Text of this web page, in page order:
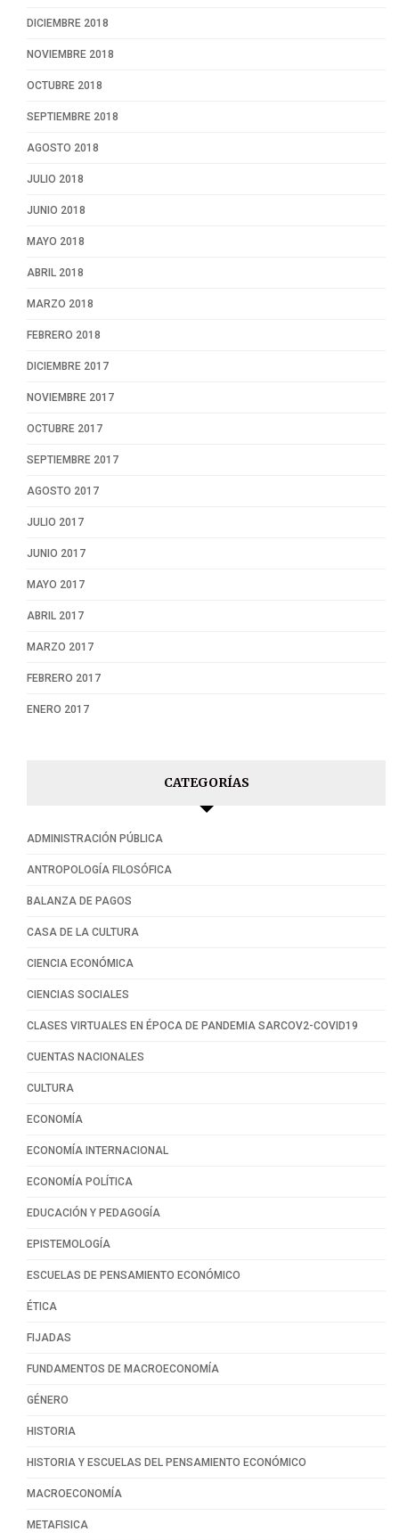
DICIEMBRE 2018
NOVIEMBRE 2018
OCTUBRE 2018
SEPTIEMBRE 2018
AGOSTO 2018
JULIO 2018
JUNIO 2018
MAYO 2018
ABRIL 2018
MARZO 2018
FEBRERO 2018
DICIEMBRE 2017
NOVIEMBRE 2017
OCTUBRE 2017
SEPTIEMBRE 2017
AGOSTO 2017
JULIO 2017
JUNIO 2017
MAYO 2017
ABRIL 2017
MARZO 2017
FEBRERO 2017
ENERO 2017
CATEGORÍAS
ADMINISTRACIÓN PÚBLICA
ANTROPOLOGÍA FILOSÓFICA
BALANZA DE PAGOS
CASA DE LA CULTURA
CIENCIA ECONÓMICA
CIENCIAS SOCIALES
CLASES VIRTUALES EN ÉPOCA DE PANDEMIA SARCOV2-COVID19
CUENTAS NACIONALES
CULTURA
ECONOMÍA
ECONOMÍA INTERNACIONAL
ECONOMÍA POLÍTICA
EDUCACIÓN Y PEDAGOGÍA
EPISTEMOLOGÍA
ESCUELAS DE PENSAMIENTO ECONÓMICO
ÉTICA
FIJADAS
FUNDAMENTOS DE MACROECONOMÍA
GÉNERO
HISTORIA
HISTORIA Y ESCUELAS DEL PENSAMIENTO ECONÓMICO
MACROECONOMÍA
METAFISICA